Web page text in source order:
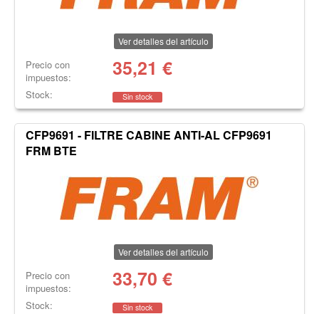
Ver detalles del artículo
Precio con
impuestos:
35,21 €
Stock: Sin stock
CFP9691 - FILTRE CABINE ANTI-AL CFP9691
FRM BTE
Ver detalles del artículo
Precio con
impuestos:
33,70 €
Stock: Sin stock